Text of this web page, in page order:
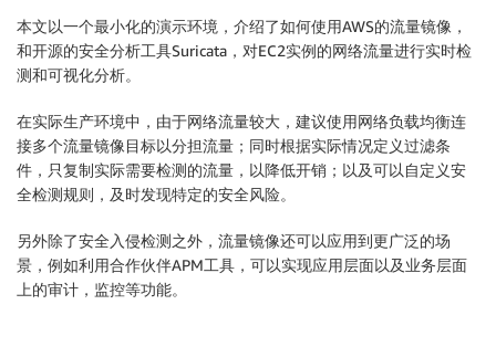
本文以一个最小化的演示环境，介绍了如何使用AWS的流量镜像，
和开源的安全分析工具Suricata，对EC2实例的网络流量进行实时检
测和可视化分析。
在实际生产环境中，由于网络流量较大，建议使用网络负载均衡连
接多个流量镜像目标以分担流量；同时根据实际情况定义过滤条
件，只复制实际需要检测的流量，以降低开销；以及可以自定义安
全检测规则，及时发现特定的安全风险。
另外除了安全入侵检测之外，流量镜像还可以应用到更广泛的场
景，例如利用合作伙伴APM工具，可以实现应用层面以及业务层面
上的审计，监控等功能。